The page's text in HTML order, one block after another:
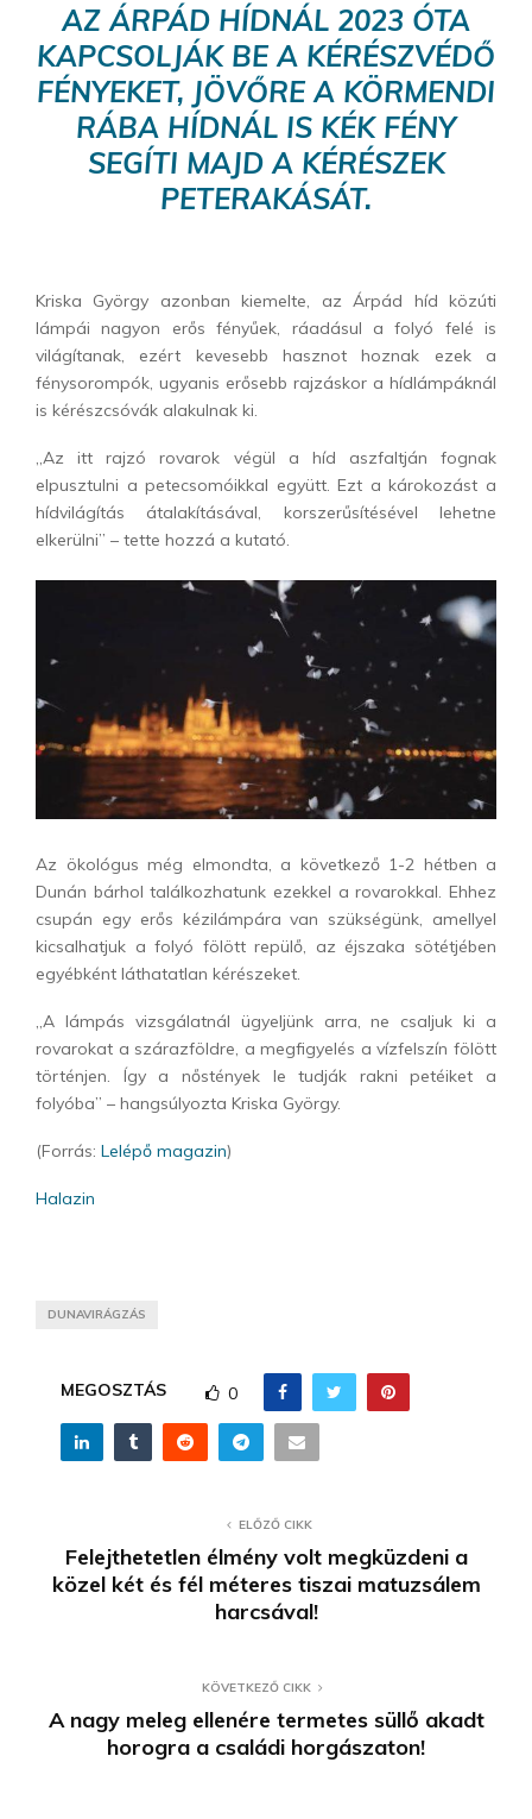
AZ ÁRPÁD HÍDNÁL 2023 ÓTA
KAPCSOLJÁK BE A KÉRÉSZVÉDŐ
FÉNYEKET, JÖVŐRE A KÖRMENDI
RÁBA HÍDNÁL IS KÉK FÉNY
SEGÍTI MAJD A KÉRÉSZEK
PETERAKÁSÁT.
Kriska György azonban kiemelte, az Árpád híd közúti
lámpái nagyon erős fényűek, ráadásul a folyó felé is
világítanak, ezért kevesebb hasznot hoznak ezek a
fénysorompók, ugyanis erősebb rajzáskor a hídlámpáknál
is kérészcsóvák alakulnak ki.
„Az itt rajzó rovarok végül a híd aszfaltján fognak
elpusztulni a petecsomóikkal együtt. Ezt a károkozást a
hídvilágítás átalakításával, korszerűsítésével lehetne
elkerülni” – tette hozzá a kutató.
Az ökológus még elmondta, a következő 1-2 hétben a
Dunán bárhol találkozhatunk ezekkel a rovarokkal. Ehhez
csupán egy erős kézilámpára van szükségünk, amellyel
kicsalhatjuk a folyó fölött repülő, az éjszaka sötétjében
egyébként láthatatlan kérészeket.
„A lámpás vizsgálatnál ügyeljünk arra, ne csaljuk ki a
rovarokat a szárazföldre, a megfigyelés a vízfelszín fölött
történjen. Így a nőstények le tudják rakni petéiket a
folyóba” – hangsúlyozta Kriska György.
(Forrás: Lelépő magazin)
Halazin
DUNAVIRÁGZÁS
MEGOSZTÁS 0
ELŐZŐ CIKK
Felejthetetlen élmény volt megküzdeni a
közel két és fél méteres tiszai matuzsálem
harcsával!
KÖVETKEZŐ CIKK
A nagy meleg ellenére termetes süllő akadt
horogra a családi horgászaton!